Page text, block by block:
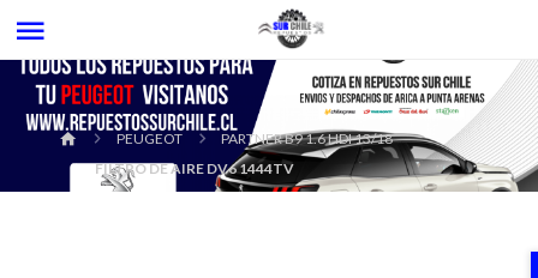
PEUGEOT
PARTNER B9 1.6 HDI 13/18
FILTRO DE AIRE DV6 1444TV